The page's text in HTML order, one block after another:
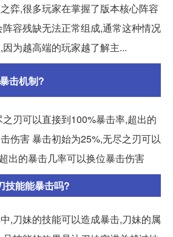
弈,很多玩家在掌握了版本核心阵容
容残缺无法正常组成,通常这种情况
为越高端的玩家越了解主...
暴击机制?
刃可以直接到100%暴击率,超出的
伤害 暴击初始为25%,无尽之刃可以
出的暴击几率可以换位暴击伤害
技能能暴击吗?
,刀妹的技能可以造成暴击,刀妹的属